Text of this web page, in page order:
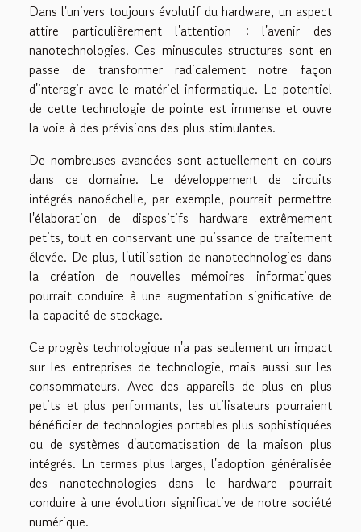
Dans l'univers toujours évolutif du hardware, un aspect
attire particulièrement l'attention : l'avenir des
nanotechnologies. Ces minuscules structures sont en
passe de transformer radicalement notre façon
d'interagir avec le matériel informatique. Le potentiel
de cette technologie de pointe est immense et ouvre
la voie à des prévisions des plus stimulantes.
De nombreuses avancées sont actuellement en cours
dans ce domaine. Le développement de circuits
intégrés nanoéchelle, par exemple, pourrait permettre
l'élaboration de dispositifs hardware extrêmement
petits, tout en conservant une puissance de traitement
élevée. De plus, l'utilisation de nanotechnologies dans
la création de nouvelles mémoires informatiques
pourrait conduire à une augmentation significative de
la capacité de stockage.
Ce progrès technologique n'a pas seulement un impact
sur les entreprises de technologie, mais aussi sur les
consommateurs. Avec des appareils de plus en plus
petits et plus performants, les utilisateurs pourraient
bénéficier de technologies portables plus sophistiquées
ou de systèmes d'automatisation de la maison plus
intégrés. En termes plus larges, l'adoption généralisée
des nanotechnologies dans le hardware pourrait
conduire à une évolution significative de notre société
numérique.